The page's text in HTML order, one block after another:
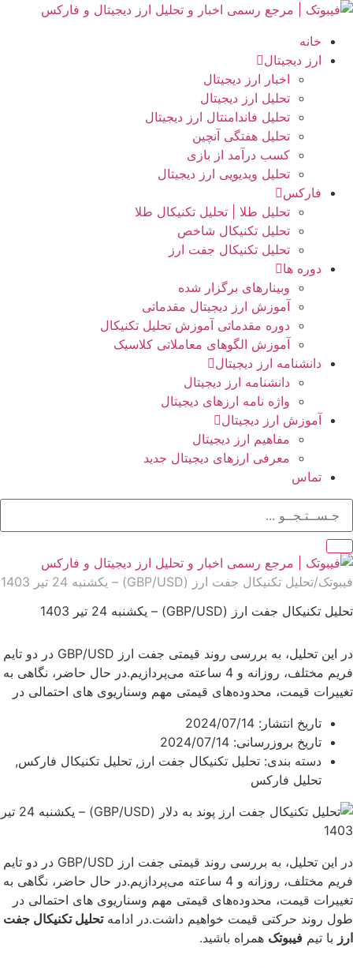
پرش
محتوا
خانه
ارز دیجیتال
اخبار ارز دیجیتال
تحلیل ارز دیجیتال
تحلیل فاندامنتال ارز دیجیتال
تحلیل هفتگی آنچین
کسب درآمد از بازی
تحلیل ویدیویی ارز دیجیتال
فارکس
تحلیل طلا | تحلیل تکنیکال طلا
تحلیل تکنیکال شاخص
تحلیل تکنیکال جفت ارز
دوره ها
وبینارهای برگزار شده
آموزش ارز دیجیتال مقدماتی
دوره مقدماتی آموزش تحلیل تکنیکال
آموزش الگوهای معاملاتی کلاسیک
دانشنامه ارز دیجیتال
دانشنامه ارز دیجیتال
واژه نامه ارزهای دیجیتال
آموزش ارز دیجیتال
مفاهیم ارز دیجیتال
معرفی ارزهای دیجیتال جدید
تماس
فیبوتک تحلیل تکنیکال جفت ارز (GBP/USD) – یکشنبه 24 تیر 1403
تحلیل تکنیکال جفت ارز (GBP/USD) – یکشنبه 24 تیر 1403
در این تحلیل، به بررسی روند قیمتی جفت ارز GBP/USD در دو تایم
فریم مختلف، روزانه و 4 ساعته می‌پردازیم.در حال حاضر، نگاهی به
تغییرات قیمت، محدوده‌های قیمتی مهم وسناریوی های احتمالی در
ارز با تیم فیبوتک همراه باشید. تحلیل تکنیکال جفت ارز پوند به […]
تاریخ انتشار: 2024/07/14
تاریخ بروزرسانی: 2024/07/14
دسته بندی: تحلیل تکنیکال جفت ارز , تحلیل تکنیکال فارکس,
تحلیل فارکس
در این تحلیل، به بررسی روند قیمتی جفت ارز GBP/USD در دو تایم
فریم مختلف، روزانه و 4 ساعته می‌پردازیم.در حال حاضر، نگاهی به
تغییرات قیمت، محدوده‌های قیمتی مهم وسناریوی های احتمالی در
طول روند حرکتی قیمت خواهیم داشت.در ادامهتحلیل تکنیکال جفت
ارز با تیم فیبوتک همراه باشید.